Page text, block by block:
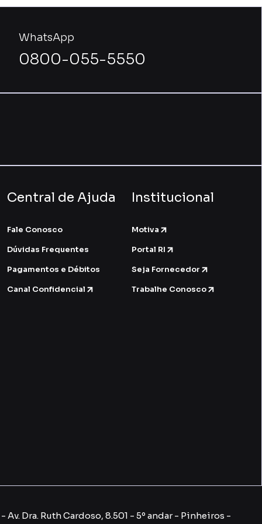
WhatsApp
0800-055-5550
Central de Ajuda
Fale Conosco
Dúvidas Frequentes
Pagamentos e Débitos
Canal Confidencial
Institucional
Motiva
Portal RI
Seja Fornecedor
Trabalhe Conosco
Dra. Ruth Cardoso, 8.501 - 5º andar - Pinheiros -